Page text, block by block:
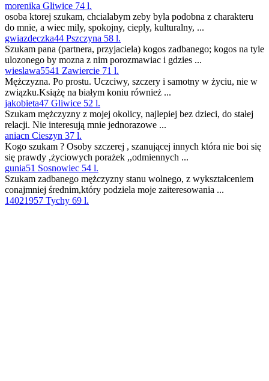
morenika Gliwice 74 l.
osoba ktorej szukam, chcialabym zeby byla podobna z charakteru
do mnie, a wiec mily, spokojny, cieply, kulturalny, ...
gwiazdeczka44 Pszczyna 58 l.
Szukam pana (partnera, przyjaciela) kogos zadbanego; kogos na tyle
ulozonego by mozna z nim porozmawiac i gdzies ...
wieslawa5541 Zawiercie 71 l.
Mężczyzna. Po prostu. Uczciwy, szczery i samotny w życiu, nie w
związku.Książę na białym koniu również ...
jakobieta47 Gliwice 52 l.
Szukam mężczyzny z mojej okolicy, najlepiej bez dzieci, do stałej
relacji. Nie interesują mnie jednorazowe ...
aniacn Cieszyn 37 l.
Kogo szukam ? Osoby szczerej , szanującej innych która nie boi się
się prawdy ,życiowych porażek ,,odmiennych ...
gunia51 Sosnowiec 54 l.
Szukam zadbanego mężczyzny stanu wolnego, z wykształceniem
conajmniej średnim,który podziela moje zaiteresowania ...
14021957 Tychy 69 l.